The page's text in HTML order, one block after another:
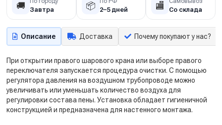
🚚 Завтра 📦 2–5 дней 🏬 Со склада
Описание Доставка Почему покупают у нас?
При открытии правого шарового крана или выборе правого
переключателя запускается процедура очистки. С помощью
регулятора давления на воздушном трубопроводе можно
увеличивать или уменьшать количество воздуха для
регулировки состава пены. Установка обладает гигиеничной
конструкцией и предназначена для настенного монтажа.